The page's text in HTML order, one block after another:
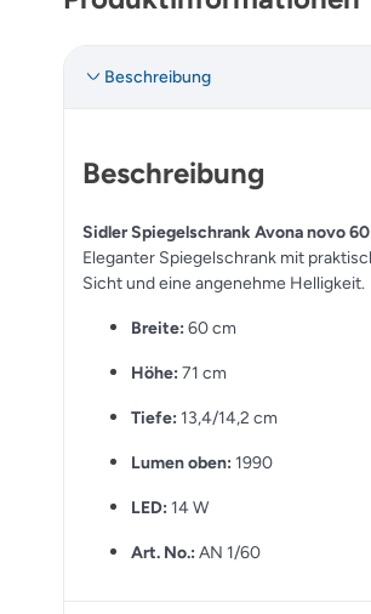
Beschreibung
Beschreibung
Sidler Spiegelschrank Avona novo 60
Eleganter Spiegelschrank mit
Sicht und eine angenehme Helligkeit.
Breite: 60 cm
Höhe: 71 cm
Tiefe: 13,4/14,2 cm
Lumen oben: 1990
LED: 14 W
Art. No.: AN 1/60